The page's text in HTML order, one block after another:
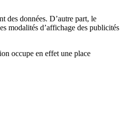
des données. D’autre part, le
modalités d’affichage des publicités
occupe en effet une place